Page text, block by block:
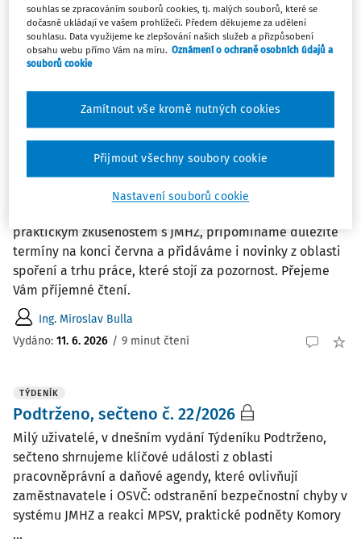
sečteno se věnujeme zpřísnění pravidel registrace
zaměstnanců od 1. 7. 2026, náběhu a kritice systému
JMHZ a jeho dopadům na reporting, výsledkům kontrol
nelegální práce v ČR a také důvodům, proč ...
Ing. Miroslav Bulla
18. 6. 2026 / 7 minut čtení
Podtrženo, sečteno č. 23/2026
praktickým zkušenostem s JMHZ, připomínáme důležité
termíny na konci června a přidáváme i novinky z oblasti
spoření a trhu práce, které stojí za pozornost. Přejeme
Vám příjemné čtení.
Ing. Miroslav Bulla
Vydáno: 11. 6. 2026 / 9 minut čtení
TÝDENÍK
Podtrženo, sečteno č. 22/2026
Milý uživatelé, v dnešním vydání Týdeníku Podtrženo,
sečteno shrnujeme klíčové události z oblasti
pracovněprávní a daňové agendy, které ovlivňují
zaměstnavatele i OSVČ: odstranění bezpečnostní chyby v
systému JMHZ a reakci MPSV, praktické podněty Komory
...
souhlas se zpracováním souborů cookies, tj. malých souborů, které se
dočasně ukládají ve vašem prohlížeči. Předem děkujeme za udělení
souhlasu. Data využijeme ke zlepšování našich služeb a přizpůsobení
obsahu webu přímo Vám na míru. Oznámení o ochraně osobních údajů a
souborů cookie
Nastavení souborů cookie
Zamítnout vše kromě nutných cookies
Přijmout všechny soubory cookie